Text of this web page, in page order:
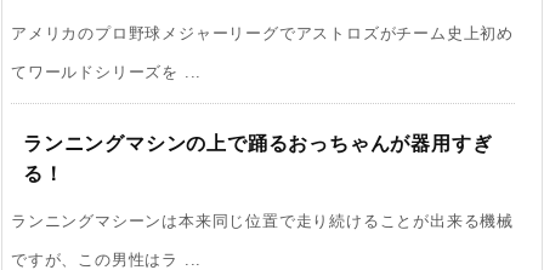
アメリカのプロ野球メジャーリーグでアストロズがチーム史上初め
てワールドシリーズを ...
ランニングマシンの上で踊るおっちゃんが器用すぎ
る！
ランニングマシーンは本来同じ位置で走り続けることが出来る機械
ですが、この男性はラ ...